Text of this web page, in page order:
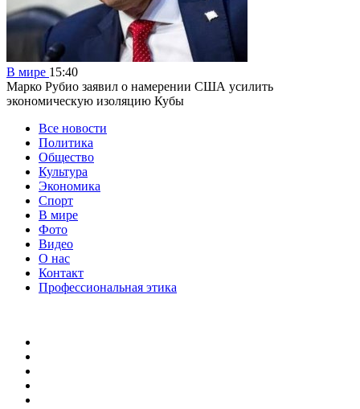
В мире 15:40
Марко Рубио заявил о намерении США усилить
экономическую изоляцию Кубы
Все новости
Политика
Общество
Культура
Экономика
Спорт
В мире
Фото
Видео
О нас
Контакт
Профессиональная этика